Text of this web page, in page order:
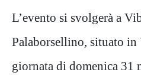
L’evento si svolgerà a
Palaborsellino, situato in
giornata di domenica 31